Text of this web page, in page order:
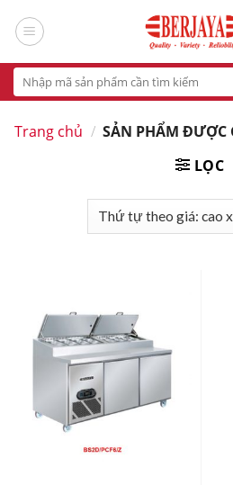
Tìm
kiếm:
Trang chủ / SẢN PHẨM ĐƯỢC
LỌC